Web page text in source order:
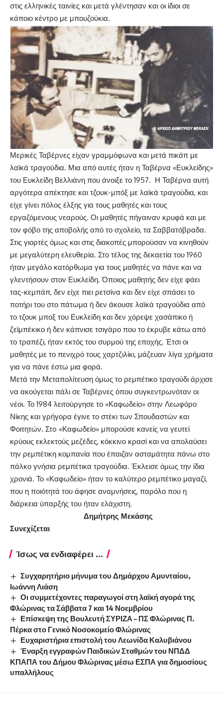
στις ελληνικές ταινίες και μετά γλέντησαν και οι ίδιοι σε
κάποιο κέντρο με μπουζούκια.
Μερικές Ταβέρνες είχαν γραμμόφωνα και μετά πικάπ με
λαϊκά τραγούδια. Μια από αυτές ήταν η Ταβέρνα «Ευκλείδης»
του Ευκλείδη Βελλιάνη που άνοιξε το 1957. Η Ταβέρνα αυτή
αργότερα απέκτησε και τζουκ-μπόξ με λαϊκά τραγούδια, και
είχε γίνει πόλος έλξης για τους μαθητές και τους
εργαζόμενους νεαρούς. Οι μαθητές πήγαιναν κρυφά και με
τον φόβο της αποβολής από το σχολείο, τα Σαββατόβραδα.
Στις γιορτές όμως και στις διακοπές μπορούσαν να κινηθούν
με μεγαλύτερη ελευθερία. Στο τέλος της δεκαετία του 1960
ήταν μεγάλο κατόρθωμα για τους μαθητές να πάνε και να
γλεντήσουν στον Ευκλείδη. Όποιος μαθητής δεν είχε φάει
τας-κεμπάπ, δεν είχε πιει ρετσίνα και δεν είχε σπάσει το
ποτήρι του στο πάτωμα ή δεν άκουσε λαϊκά τραγούδια από
το τζουκ μποξ του Ευκλείδη και δεν χόρεψε χασάπικο ή
ζεϊμπέκικο ή δεν κάπνισε τσιγάρο που το έκρυβε κάτω από
το τραπέζι, ήταν εκτός του συρμού της εποχής. Έτσι οι
μαθητές με το πενιχρό τους χαρτζιλίκι, μάζευαν λίγα χρήματα
για να πάνε έστω μια φορά.
Μετά την Μεταπολίτευση όμως το ρεμπέτικο τραγούδι άρχισε
να ακούγεται πάλι σε Ταβέρνες όπου συγκεντρωνόταν οι
νέοι. Το 1984 λειτούργησε το «Καφωδείο» στην Λεωφόρο
Νίκης και γρήγορα έγινε το στέκι των Σπουδαστών και
Φοιτητών. Στo «Καφωδείο» μπορούσε κανείς να γευτεί
κρύους εκλεκτούς μεζέδες, κόκκινο κρασί και να απολαύσει
την ρεμπέτικη κομπανία που έπαιζαν ασταμάτητα πάνω στο
πάλκο γνήσια ρεμπέτικα τραγούδια. Έκλεισε όμως την ίδια
χρονιά. Το «Καφωδείο» ήταν το καλύτερο ρεμπέτικο μαγαζί,
που η ποιότητά του άφησε αναμνήσεις, παρόλο που η
διάρκεια ύπαρξής του ήταν ελάχιστη.
Δημήτρης Μεκάσης
Συνεχίζεται
Ίσως να ενδιαφέρει ...
Συγχαρητήριο μήνυμα του Δημάρχου Αμυνταίου,
Ιωάννη Λιάση
Οι συμμετέχοντες παραγωγοί στη λαϊκή αγορά της
Φλώρινας τα Σάββατα 7 και 14 Νοεμβρίου
Επίσκεψη της Βουλευτή ΣΥΡΙΖΑ – ΠΣ Φλώρινας Π.
Πέρκα στο Γενικό Νοσοκομείο Φλώρινας
Ευχαριστήρια επιστολή του Λεωνίδα Καλυβιάνου
Έναρξη εγγραφών Παιδικών Σταθμών του ΝΠΔΔ
ΚΠΑΠΑ του Δήμου Φλώρινας μέσω ΕΣΠΑ για δημοσίους
υπαλλήλους